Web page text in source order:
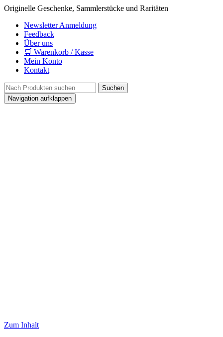
Originelle Geschenke, Sammlerstücke und Raritäten
Newsletter Anmeldung
Feedback
Über uns
🛒 Warenkorb / Kasse
Mein Konto
Kontakt
Navigation aufklappen
Zum Inhalt